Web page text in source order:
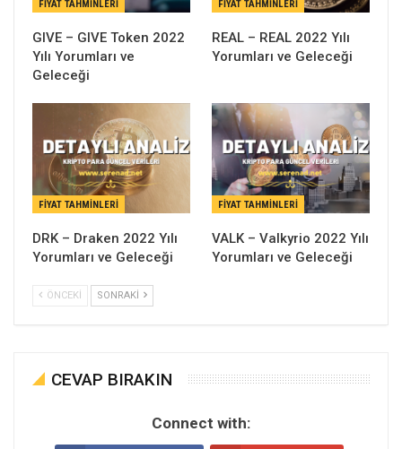
FIYAT TAHMINLERI
GIVE – GIVE Token 2022
Yılı Yorumları ve
Geleceği
FIYAT TAHMINLERI
REAL – REAL 2022 Yılı
Yorumları ve Geleceği
FIYAT TAHMINLERI
DRK – Draken 2022 Yılı
Yorumları ve Geleceği
FIYAT TAHMINLERI
VALK – Valkyrio 2022 Yılı
Yorumları ve Geleceği
ÖNCEKI SONRAKI
CEVAP BIRAKIN
Connect with: